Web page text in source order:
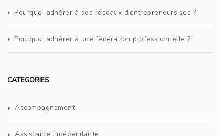
Pourquoi adhérer à des réseaux d’entrepreneurs.ses ?
Pourquoi adhérer à une fédération professionnelle ?
CATEGORIES
Accompagnement
Assistante indépendante